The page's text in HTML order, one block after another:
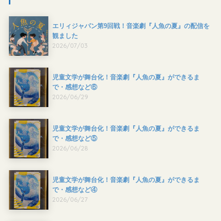
エリィジャパン第9回戦！音楽劇『人魚の夏』の配信を
観ました
2026/07/03
児童文学が舞台化！音楽劇『人魚の夏』ができるま
で・感想など⑥
2026/06/29
児童文学が舞台化！音楽劇『人魚の夏』ができるま
で・感想など⑤
2026/06/28
児童文学が舞台化！音楽劇『人魚の夏』ができるま
で・感想など④
2026/06/27